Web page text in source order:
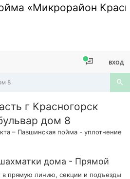
«Микрорайон
ВХОД
8
г Красногорск
дом 8
– Павшинская пойма - уплотнение
дома - Прямой
в прямую линию, секции и подъезды